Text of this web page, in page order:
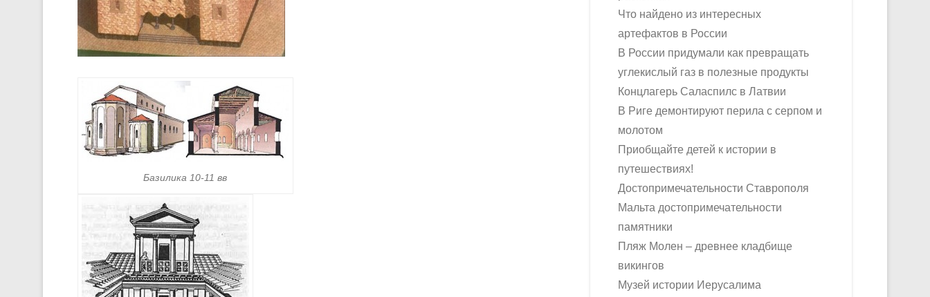
Базилика 10-11 вв
Что найдено из интересных
артефактов в России
В России придумали как превращать
углекислый газ в полезные продукты
Концлагерь Саласпилс в Латвии
В Риге демонтируют перила с серпом и
молотом
Приобщайте детей к истории в
путешествиях!
Достопримечательности Ставрополя
Мальта достопримечательности
памятники
Пляж Молен – древнее кладбище
викингов
Музей истории Иерусалима